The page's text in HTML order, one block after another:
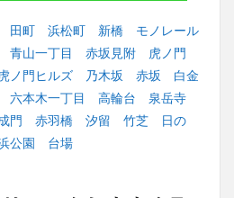
田町 浜松町 新橋
モノレール
青山一丁目 赤坂見附
虎ノ門
虎ノ門ヒルズ 乃木坂 赤坂
白金
六本木一丁目 高輪台
泉岳寺
門 赤羽橋 汐留 竹芝
日の
公園 台場